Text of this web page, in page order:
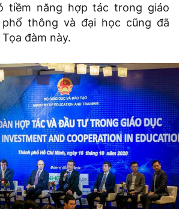
tiềm năng hợp tác trong giáo
thông và đại học cũng đã
đàm này.